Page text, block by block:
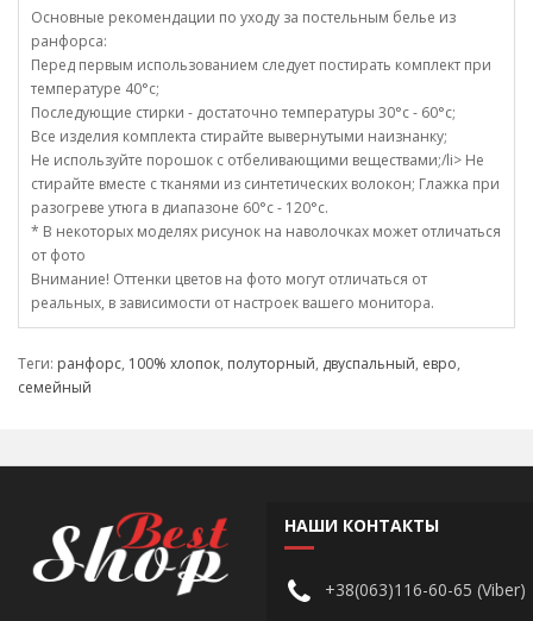
Основные рекомендации по уходу за постельным белье из
ранфорса:
Перед первым использованием следует постирать комплект при
температуре 40°c;
Последующие стирки - достаточно температуры 30°c - 60°c;
Все изделия комплекта стирайте вывернутыми наизнанку;
Не используйте порошок с отбеливающими веществами;/li> Не
стирайте вместе с тканями из синтетических волокон; Глажка при
разогреве утюга в диапазоне 60°c - 120°c.
* В некоторых моделях рисунок на наволочках может отличаться
от фото
Внимание! Оттенки цветов на фото могут отличаться от
реальных, в зависимости от настроек вашего монитора.
Теги: ранфорс, 100% хлопок, полуторный, двуспальный, евро,
семейный
НАШИ КОНТАКТЫ
+38(063)116-60-65 (Viber)